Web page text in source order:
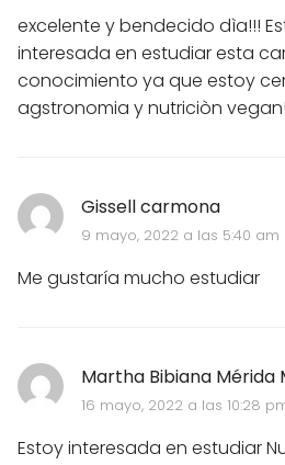
excelente y bendecido dìa!!!
interesada en estudiar esta
conocimiento ya que estoy
agstronomia y nutriciòn
Gissell carmona
9 mayo, 2022 a las 5:40 am
Me gustaría mucho estudiar
Martha Bibiana Mérida
16 mayo, 2022 a las 10:28
Estoy interesada en estudiar